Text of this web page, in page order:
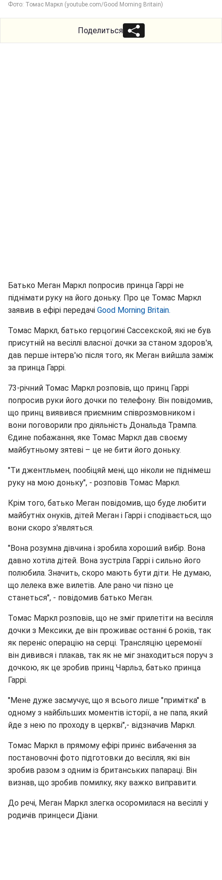
Фото: Томас Маркл (youtube.com/Good Morning Britain)
Поделиться
Батько Меган Маркл попросив принца Гаррі не
піднімати руку на його доньку. Про це Томас Маркл
заявив в ефірі передачі Good Morning Britain.
Томас Маркл, батько герцогині Сассекской, які не був
присутній на весіллі власної дочки за станом здоров'я,
дав перше інтерв'ю після того, як Меган вийшла заміж
за принца Гаррі.
73-річний Томас Маркл розповів, що принц Гаррі
попросив руки його дочки по телефону. Він повідомив,
що принц виявився приємним співрозмовником і
вони поговорили про діяльність Дональда Трампа.
Єдине побажання, яке Томас Маркл дав своєму
майбутньому зятеві – це не бити його доньку.
"Ти джентльмен, пообіцяй мені, що ніколи не піднімеш
руку на мою доньку", - розповів Томас Маркл.
Крім того, батько Меган повідомив, що буде любити
майбутніх онуків, дітей Меган і Гаррі і сподівається, що
вони скоро з'являться.
"Вона розумна дівчина і зробила хороший вибір. Вона
давно хотіла дітей. Вона зустріла Гаррі і сильно його
полюбила. Значить, скоро мають бути діти. Не думаю,
що лелека вже вилетів. Але рано чи пізно це
станеться", - повідомив батько Меган.
Томас Маркл розповів, що не зміг прилетіти на весілля
дочки з Мексики, де він проживає останні 6 років, так
як переніс операцію на серці. Трансляцію церемонії
він дивився і плакав, так як не міг знаходиться поруч з
дочкою, як це зробив принц Чарльз, батько принца
Гаррі.
"Мене дуже засмучує, що я всього лише "примітка" в
одному з найбільших моментів історії, а не папа, який
йде з нею по проходу в церкві",- відзначив Маркл.
Томас Маркл в прямому ефірі приніс вибачення за
постановочні фото підготовки до весілля, які він
зробив разом з одним із британських папараці. Він
визнав, що зробив помилку, яку важко виправити.
До речі, Меган Маркл злегка осоромилася на весіллі у
родичів принцеси Діани.